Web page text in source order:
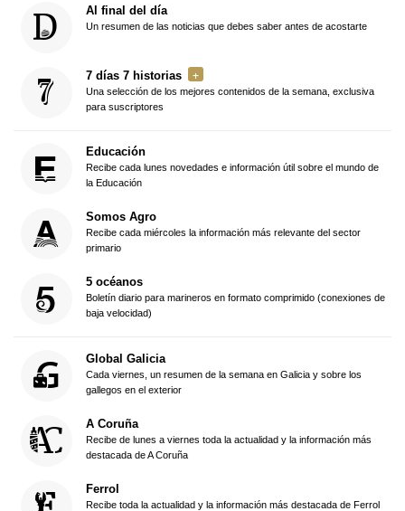
Al final del día
Un resumen de las noticias que debes saber antes de acostarte
7 días 7 historias
Una selección de los mejores contenidos de la semana, exclusiva
para suscriptores
Educación
Recibe cada lunes novedades e información útil sobre el mundo de
la Educación
Somos Agro
Recibe cada miércoles la información más relevante del sector
primario
5 océanos
Boletín diario para marineros en formato comprimido (conexiones de
baja velocidad)
Global Galicia
Cada viernes, un resumen de la semana en Galicia y sobre los
gallegos en el exterior
A Coruña
Recibe de lunes a viernes toda la actualidad y la información más
destacada de A Coruña
Ferrol
Recibe toda la actualidad y la información más destacada de Ferrol